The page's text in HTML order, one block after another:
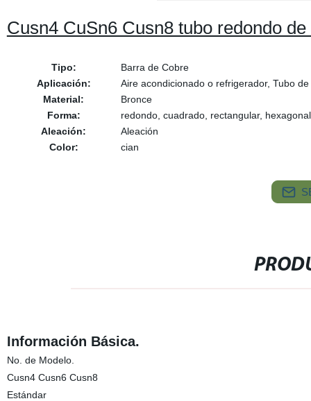
Cusn4 CuSn6 Cusn8 tubo redondo
Tipo:
Barra de Cobre
Aplicación:
Aire acondicionado o refrigerador, Tubo
Material:
Bronce
Forma:
redondo, cuadrado, rectangular, hexagonal
Aleación:
Aleación
Color:
cian
Información Básica.
No. de Modelo.
Cusn4 Cusn6 Cusn8
Estándar